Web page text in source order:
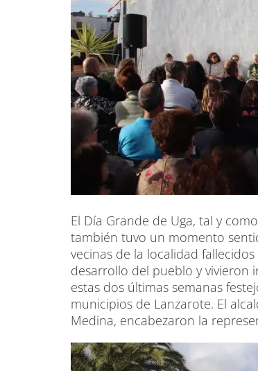
El Día Grande de Uga, tal y
también tuvo un momento
vecinas de la localidad
desarrollo del pueblo y vivieron
estas dos últimas semanas
municipios de Lanzarote. El
Medina, encabezaron la